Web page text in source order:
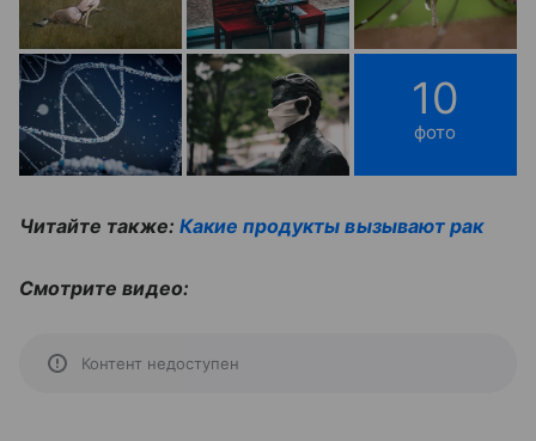
10
фото
Читайте также: Какие продукты вызывают рак
Смотрите видео:
Контент недоступен